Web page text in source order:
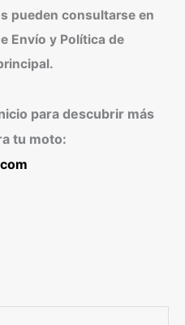
pueden consultarse en
Envío y Política de
para descubrir más
tu moto: